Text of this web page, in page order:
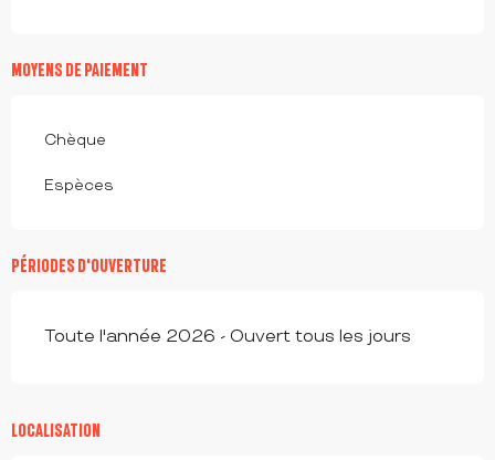
MOYENS DE PAIEMENT
Chèque
Espèces
PÉRIODES D'OUVERTURE
Toute l'année 2026 - Ouvert tous les jours
LOCALISATION